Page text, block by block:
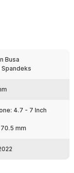
4.7 hingga 7
dari material ABS
tali elastis yang
dari
putar film atau
Busa
4.7 - 7 Inch
mm